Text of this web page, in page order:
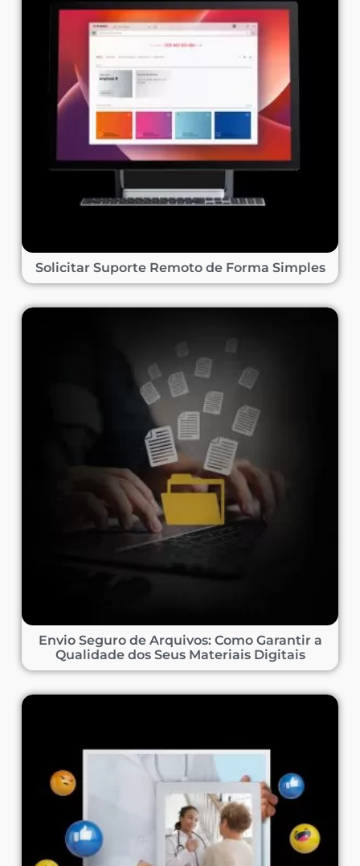
Solicitar Suporte Remoto de Forma Simples
Envio Seguro de Arquivos: Como Garantir a
Qualidade dos Seus Materiais Digitais